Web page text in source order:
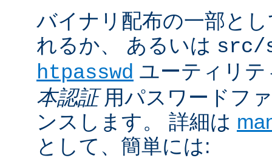
バイナリ配布の一部と
れるか、 あるいは src/
htpasswd ユーティリ
本認証用パスワードフ
ンスします。 詳細は
として、簡単には: